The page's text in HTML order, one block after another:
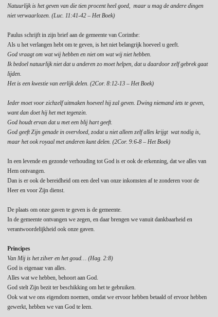
Natuurlijk is het geven van die tien procent heel goed, maar u mag de andere dingen
niet verwaarlozen. (Luc. 11:41-42 – Het Boek)
Paulus schrijft in zijn brief aan de gemeente van Corinthe:
Als u het verlangen hebt om te geven, is het niet belangrijk hoeveel u geeft.
God vraagt om wat wij hebben en niet om wat wij niet hebben.
Ik bedoel natuurlijk niet dat u anderen zo moet helpen, dat u daardoor zelf gebrek gaat
lijden.
Het is een kwestie van eerlijk delen. (2Cor. 8:12-13 – Het Boek)
Ieder moet voor zichzelf uitmaken hoeveel hij zal geven. Dwing niemand iets te geven,
want dan doet hij het met tegenzin.
God houdt ervan dat u met een blij hart geeft.
God geeft Zijn genade in overvloed, zodat u niet alleen zelf alles krijgt wat nodig is,
maar het ook royaal met anderen kunt delen. (2Cor. 9:6-8 – Het Boek)
In een levende en gezonde verhouding tot God is er ook de erkenning, dat we alles van
Hem ontvangen.
Dan is er ook de bereidheid om een deel van onze inkomsten af te zonderen voor de
Heer en voor Zijn dienst.
De plaats om onze gaven te geven is de gemeente.
In de gemeente ontvangen we zegen, en daar brengen we vanuit dankbaarheid en
verantwoordelijkheid ook onze gaven.
Principes
Van Mij is het zilver en het goud… (Hag. 2:8)
God is eigenaar van alles.
Alles wat we hebben, behoort aan God.
God stelt Zijn bezit ter beschikking om het te gebruiken.
Ook wat we ons eigendom noemen, omdat we ervoor hebben betaald of ervoor hebben
gewerkt, hebben we van God te leen.